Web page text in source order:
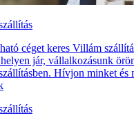
céget keres Villám
jár, vállalkozásunk
Hívjon minket és